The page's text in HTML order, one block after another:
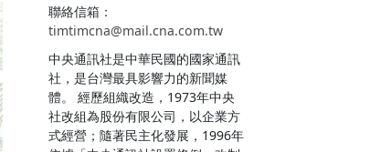
聯絡信箱：
timtimcna@mail.cna.com.tw
中央通訊社是中華民國的國家通訊
社，是台灣最具影響力的新聞媒
體。 經歷組織改造，1973年中央
社改組為股份有限公司，以企業方
式經營；隨著民主化發展，1996年